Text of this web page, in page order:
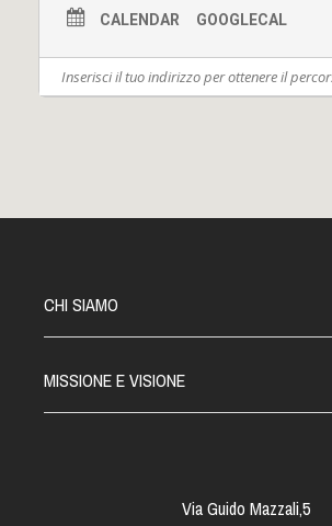
CALENDAR GOOGLECAL
CHI SIAMO
MISSIONE E VISIONE
Via Guido Mazzali,5